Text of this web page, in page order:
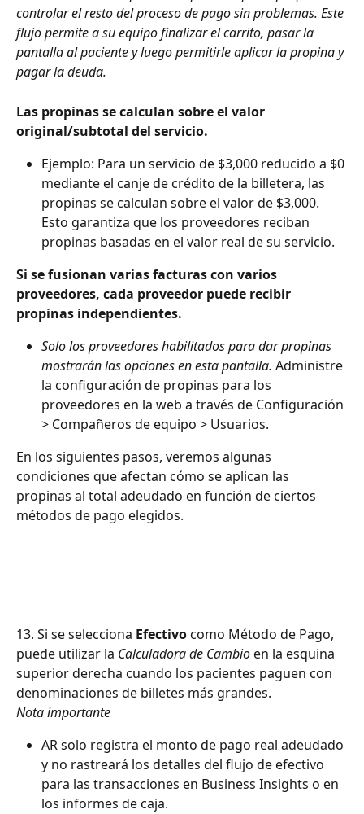
controlar el resto del proceso de pago sin problemas. Este
flujo permite a su equipo finalizar el carrito, pasar la
pantalla al paciente y luego permitirle aplicar la propina y
pagar la deuda.
Las propinas se calculan sobre el valor
original/subtotal del servicio.
Ejemplo: Para un servicio de $3,000 reducido a $0
mediante el canje de crédito de la billetera, las
propinas se calculan sobre el valor de $3,000.
Esto garantiza que los proveedores reciban
propinas basadas en el valor real de su servicio.
Si se fusionan varias facturas con varios
proveedores, cada proveedor puede recibir
propinas independientes.
Solo los proveedores habilitados para dar propinas
mostrarán las opciones en esta pantalla. Administre
la configuración de propinas para los
proveedores en la web a través de Configuración
> Compañeros de equipo > Usuarios.
En los siguientes pasos, veremos algunas
condiciones que afectan cómo se aplican las
propinas al total adeudado en función de ciertos
métodos de pago elegidos.
13. Si se selecciona Efectivo como Método de Pago,
puede utilizar la Calculadora de Cambio en la esquina
superior derecha cuando los pacientes paguen con
denominaciones de billetes más grandes.
Nota importante
AR solo registra el monto de pago real adeudado
y no rastreará los detalles del flujo de efectivo
para las transacciones en Business Insights o en
los informes de caja.